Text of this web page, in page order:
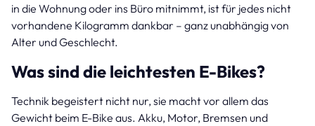
in die Wohnung oder ins Büro mitnimmt, ist für jedes nicht
vorhandene Kilogramm dankbar – ganz unabhängig von
Alter und Geschlecht.
Was sind die leichtesten E-Bikes?
Technik begeistert nicht nur, sie macht vor allem das
Gewicht beim E-Bike aus. Akku, Motor, Bremsen und